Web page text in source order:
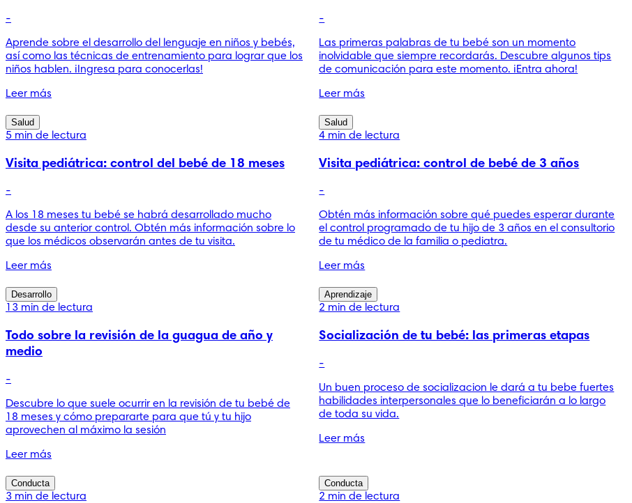
-
Aprende sobre el desarrollo del lenguaje en niños y bebés,
así como las técnicas de entrenamiento para lograr que los
niños hablen. ¡Ingresa para conocerlas!
Leer más
-
Las primeras palabras de tu bebé son un momento
inolvidable que siempre recordarás. Descubre algunos tips
de comunicación para este momento. ¡Entra ahora!
Leer más
Salud
5 min de lectura
Visita pediátrica: control del bebé de 18 meses
-
A los 18 meses tu bebé se habrá desarrollado mucho
desde su anterior control. Obtén más información sobre lo
que los médicos observarán antes de tu visita.
Leer más
Salud
4 min de lectura
Visita pediátrica: control de bebé de 3 años
-
Obtén más información sobre qué puedes esperar durante
el control programado de tu hijo de 3 años en el consultorio
de tu médico de la familia o pediatra.
Leer más
Desarrollo
13 min de lectura
Todo sobre la revisión de la guagua de año y
medio
-
Descubre lo que suele ocurrir en la revisión de tu bebé de
18 meses y cómo prepararte para que tú y tu hijo
aprovechen al máximo la sesión
Leer más
Aprendizaje
2 min de lectura
Socialización de tu bebé: las primeras etapas
-
Un buen proceso de socializacion le dará a tu bebe fuertes
habilidades interpersonales que lo beneficiarán a lo largo
de toda su vida.
Leer más
Conducta
3 min de lectura
Conducta
2 min de lectura